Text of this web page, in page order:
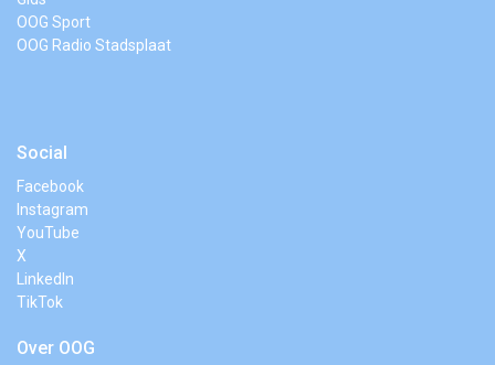
OOG Sport
OOG Radio Stadsplaat
Social
Facebook
Instagram
YouTube
X
LinkedIn
TikTok
Over OOG